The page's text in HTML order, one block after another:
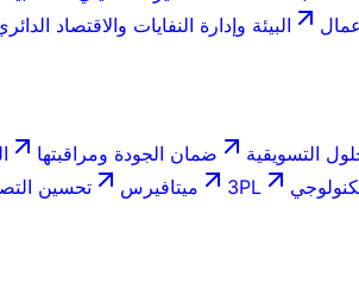
البيئة وإدارة النفايات والاقتصاد
التسويقية ضمان الجودة ومراقبتها
3PL ميتافيرس تحسين